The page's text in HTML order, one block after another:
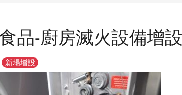
品-廚房滅火設備增設
新場增設